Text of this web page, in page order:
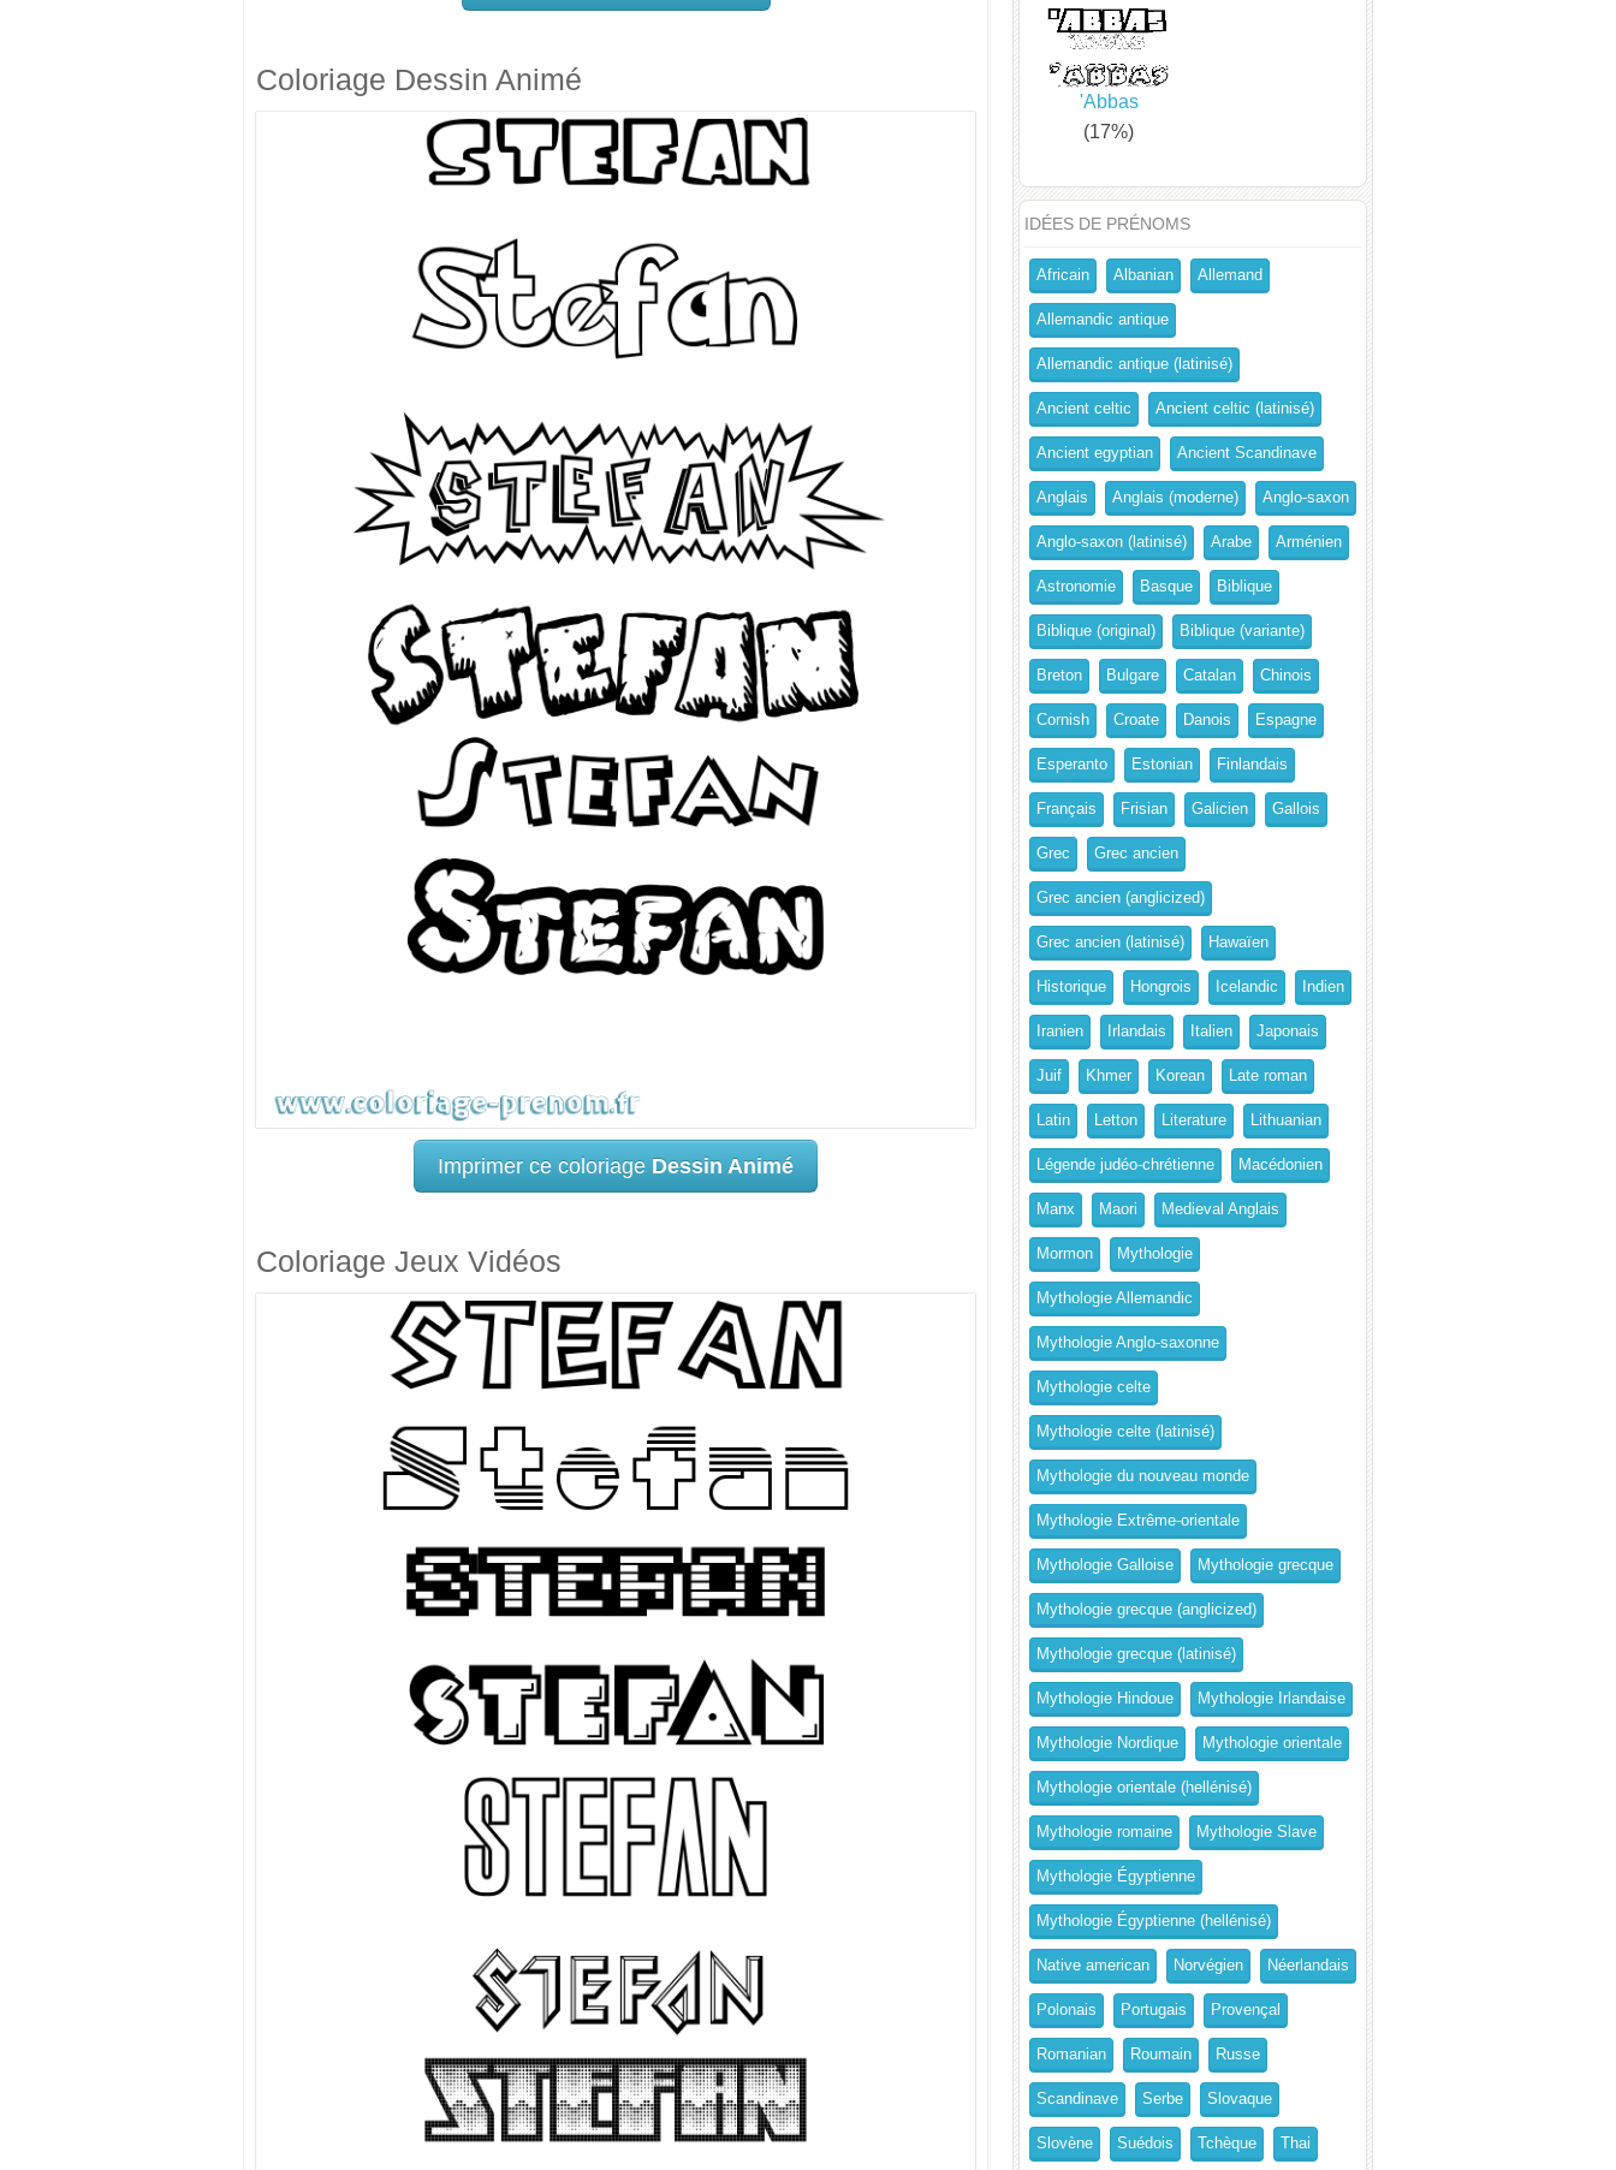
Coloriage Dessin Animé
Imprimer ce coloriage Dessin Animé
Coloriage Jeux Vidéos
'Abbas
(17%)
IDÉES DE PRÉNOMS
Africain Albanian Allemand
Allemandic antique
Allemandic antique (latinisé)
Ancient celtic Ancient celtic (latinisé)
Ancient egyptian Ancient Scandinave
Anglais Anglais (moderne) Anglo-saxon
Anglo-saxon (latinisé) Arabe Arménien
Astronomie Basque Biblique
Biblique (original) Biblique (variante)
Breton Bulgare Catalan Chinois
Cornish Croate Danois Espagne
Esperanto Estonian Finlandais
Français Frisian Galicien Gallois
Grec Grec ancien
Grec ancien (anglicized)
Grec ancien (latinisé) Hawaïen
Historique Hongrois Icelandic Indien
Iranien Irlandais Italien Japonais
Juif Khmer Korean Late roman
Latin Letton Literature Lithuanian
Légende judéo-chrétienne Macédonien
Manx Maori Medieval Anglais
Mormon Mythologie
Mythologie Allemandic
Mythologie Anglo-saxonne
Mythologie celte
Mythologie celte (latinisé)
Mythologie du nouveau monde
Mythologie Extrême-orientale
Mythologie Galloise Mythologie grecque
Mythologie grecque (anglicized)
Mythologie grecque (latinisé)
Mythologie Hindoue Mythologie Irlandaise
Mythologie Nordique Mythologie orientale
Mythologie orientale (hellénisé)
Mythologie romaine Mythologie Slave
Mythologie Égyptienne
Mythologie Égyptienne (hellénisé)
Native american Norvégien Néerlandais
Polonais Portugais Provençal
Romanian Roumain Russe
Scandinave Serbe Slovaque
Slovène Suédois Tchèque Thai